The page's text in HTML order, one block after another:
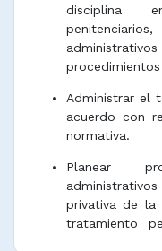
disciplina
Administrar el
acuerdo con
normativa.
Planear
privativa de la
tratamiento
reglamentos,